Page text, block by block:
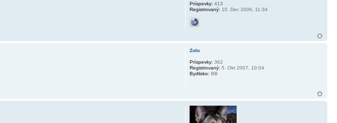
Príspevky: 413
Registrovaný: 10. Dec 2006, 11:34
Zolo
Príspevky: 362
Registrovaný: 5. Okt 2007, 10:04
Bydlisko: BB